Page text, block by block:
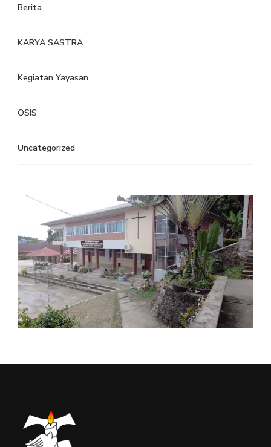
Berita
KARYA SASTRA
Kegiatan Yayasan
OSIS
Uncategorized